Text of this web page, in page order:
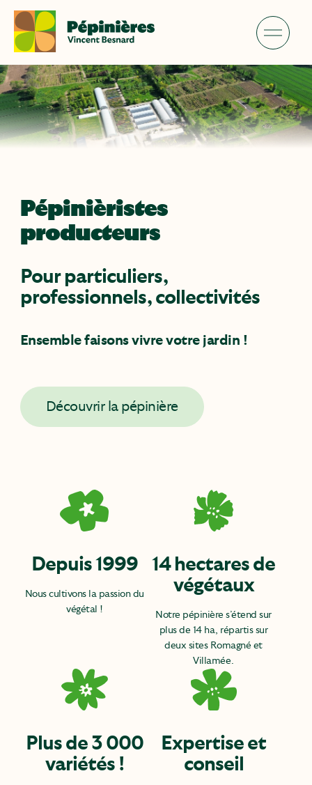
Skip
content
Pépinièristes
producteurs
Pour particuliers,
professionnels, collectivités
Ensemble faisons vivre votre jardin !
Découvrir la pépinière
Depuis 1999
Nous cultivons la passion du
végétal !
14 hectares de
végétaux
Notre pépinière s’étend sur
plus de 14 ha, répartis sur
deux sites Romagné et
Villamée.
Plus de 3 000
variétés !
Expertise et
conseil